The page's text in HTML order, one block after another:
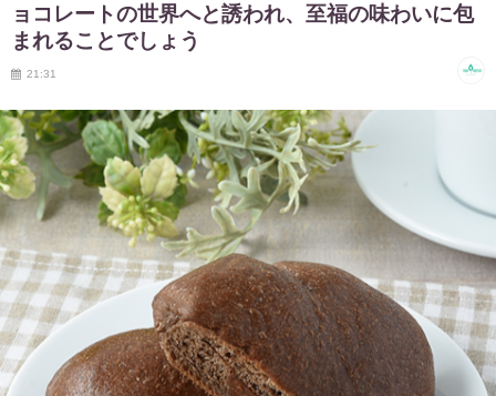
ョコレートの世界へと誘われ、至福の味わいに包
まれることでしょう
21:31